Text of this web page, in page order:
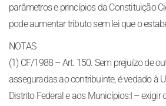
parâmetros e princípios da Constituição
pode aumentar tributo sem lei que o
NOTAS
(1) CF/1988 – Art. 150. Sem prejuízo de
asseguradas ao contribuinte, é vedado à
Distrito Federal e aos Municípios:I –